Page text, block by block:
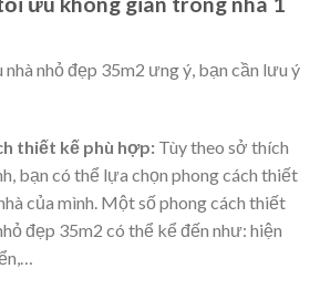
nhỏ đẹp 35m2 ưng ý, bạn cần lưu ý
thiết kế phù hợp: Tùy theo sở thích
bạn có thể lựa chọn phong cách thiết
của mình. Một số phong cách thiết
đẹp 35m2 có thể kể đến như: hiện